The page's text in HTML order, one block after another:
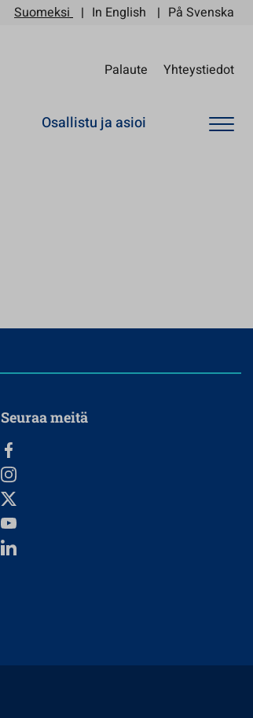
Suomeksi In English På Svenska
Palaute Yhteystiedot
Osallistu ja asioi
Seuraa meitä